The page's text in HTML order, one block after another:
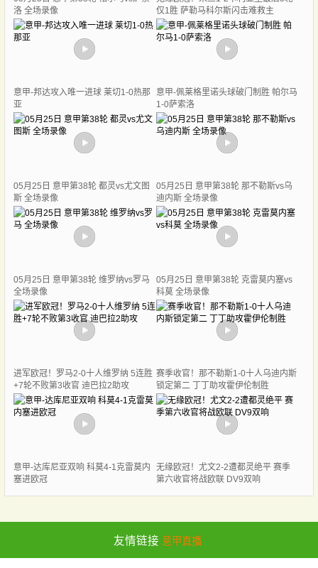
洛 全场录像
仅1胜 萨勒马科尔斯闪击难救主
意甲-邦达攻入唯一进球 莱切1-0热那
亚
意甲-佩莱格里诺头球破门制胜 帕尔马
1-0萨索洛
05月25日 意甲第38轮 都灵vs尤文图
斯 全场录像
05月25日 意甲第38轮 那不勒斯vs乌
迪内斯 全场录像
05月25日 意甲第38轮 维罗纳vs罗马
全场录像
05月25日 意甲第38轮 克雷莫内塞vs
科莫 全场录像
进军欧冠！罗马2-0十人维罗纳 5连胜
+7轮不败第3收官 迪巴拉2助攻
赛季收官！那不勒斯1-0十人乌迪内斯
锁定第二 丁丁助攻霍伊伦制胜
意甲-达库尼亚双响 科莫4-1克雷莫内
塞进欧冠
无缘欧冠！尤文2-2遭都灵绝平 赛季
第六收官将战欧联 DV9双响
友情链接 意甲直播